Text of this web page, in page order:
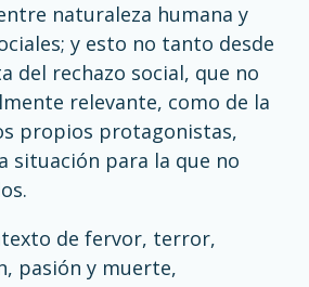
naturaleza humana y
y esto no tanto desde
del rechazo social, que no
relevante, como de la
propios protagonistas,
situación para la que no
de fervor, terror,
pasión y muerte,